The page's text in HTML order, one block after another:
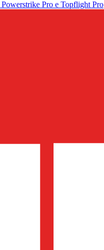
Pro e Topflight Pro